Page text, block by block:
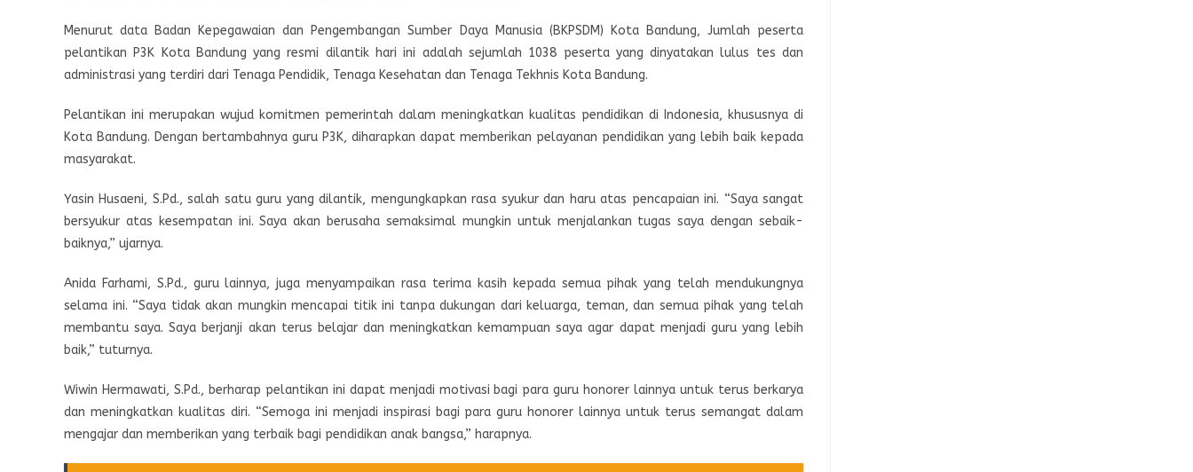
Menurut data Badan Kepegawaian dan Pengembangan Sumber Daya Manusia (BKPSDM) Kota Bandung, Jumlah peserta
pelantikan P3K Kota Bandung yang resmi dilantik hari ini adalah sejumlah 1038 peserta yang dinyatakan lulus tes dan
administrasi yang terdiri dari Tenaga Pendidik, Tenaga Kesehatan dan Tenaga Tekhnis Kota Bandung.
Pelantikan ini merupakan wujud komitmen pemerintah dalam meningkatkan kualitas pendidikan di Indonesia, khususnya di
Kota Bandung. Dengan bertambahnya guru P3K, diharapkan dapat memberikan pelayanan pendidikan yang lebih baik kepada
masyarakat.
Yasin Husaeni, S.Pd., salah satu guru yang dilantik, mengungkapkan rasa syukur dan haru atas pencapaian ini. “Saya sangat
bersyukur atas kesempatan ini. Saya akan berusaha semaksimal mungkin untuk menjalankan tugas saya dengan sebaik-
baiknya,” ujarnya.
Anida Farhami, S.Pd., guru lainnya, juga menyampaikan rasa terima kasih kepada semua pihak yang telah mendukungnya
selama ini. “Saya tidak akan mungkin mencapai titik ini tanpa dukungan dari keluarga, teman, dan semua pihak yang telah
membantu saya. Saya berjanji akan terus belajar dan meningkatkan kemampuan saya agar dapat menjadi guru yang lebih
baik,” tuturnya.
Wiwin Hermawati, S.Pd., berharap pelantikan ini dapat menjadi motivasi bagi para guru honorer lainnya untuk terus berkarya
dan meningkatkan kualitas diri. “Semoga ini menjadi inspirasi bagi para guru honorer lainnya untuk terus semangat dalam
mengajar dan memberikan yang terbaik bagi pendidikan anak bangsa,” harapnya.